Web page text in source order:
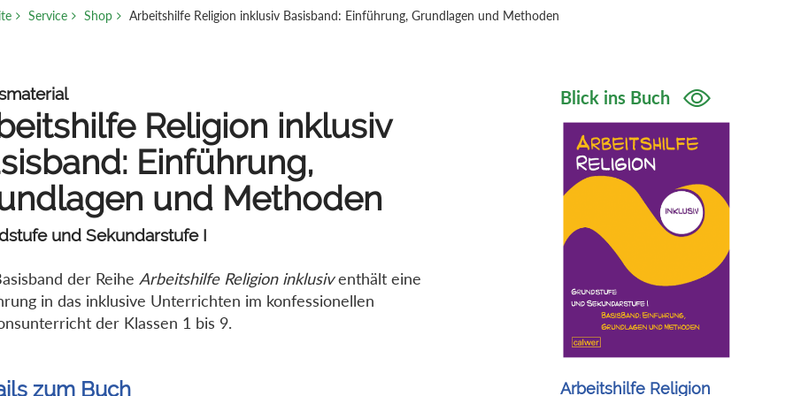
Service Shop Arbeitshilfe Religion inklusiv Basisband: Einführung, Grundlagen und Methoden
Religion inklusiv
Einführung,
und Methoden
und Sekundarstufe I
der Reihe Arbeitshilfe Religion inklusiventhält eine
in das inklusive Unterrichten im konfessionellen
der Klassen 1 bis 9.
zum Buch
Blick ins Buch
Arbeitshilfe Religion